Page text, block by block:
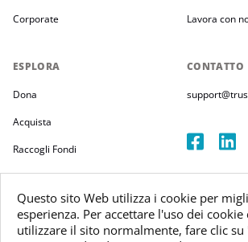
Questo sito Web utilizza i cookie per
esperienza. Per accettare l'uso dei
utilizzare il sito normalmente, fare clic su
Corporate
ESPLORA
Dona
Acquista
Raccogli Fondi
Estensione TMU
Condizioni e Policy
Lavora con
CONTATTO